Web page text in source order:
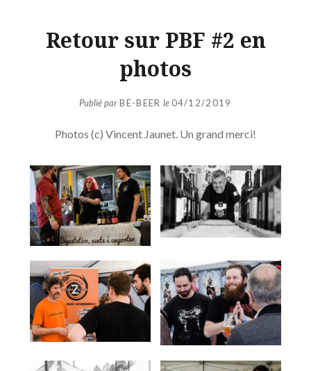
Retour sur PBF #2 en
photos
Publié parBE-BEER le04/12/2019
Photos (c) Vincent Jaunet. Un grand merci!